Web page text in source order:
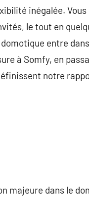
inégalée.
le tout en
entre
à Somfy, en
notre
majeure dans le